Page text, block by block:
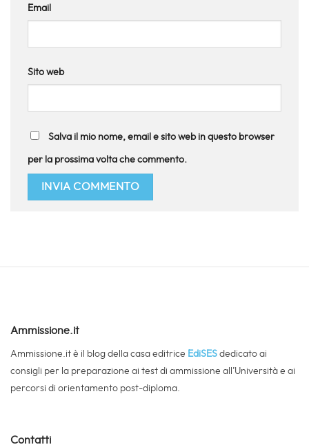
Email
Sito web
Salva il mio nome, email e sito web in questo browser
per la prossima volta che commento.
Ammissione.it
Ammissione.it è il blog della casa editrice EdiSES dedicato ai
consigli per la preparazione ai test di ammissione all’Università e ai
percorsi di orientamento post-diploma.
Contatti